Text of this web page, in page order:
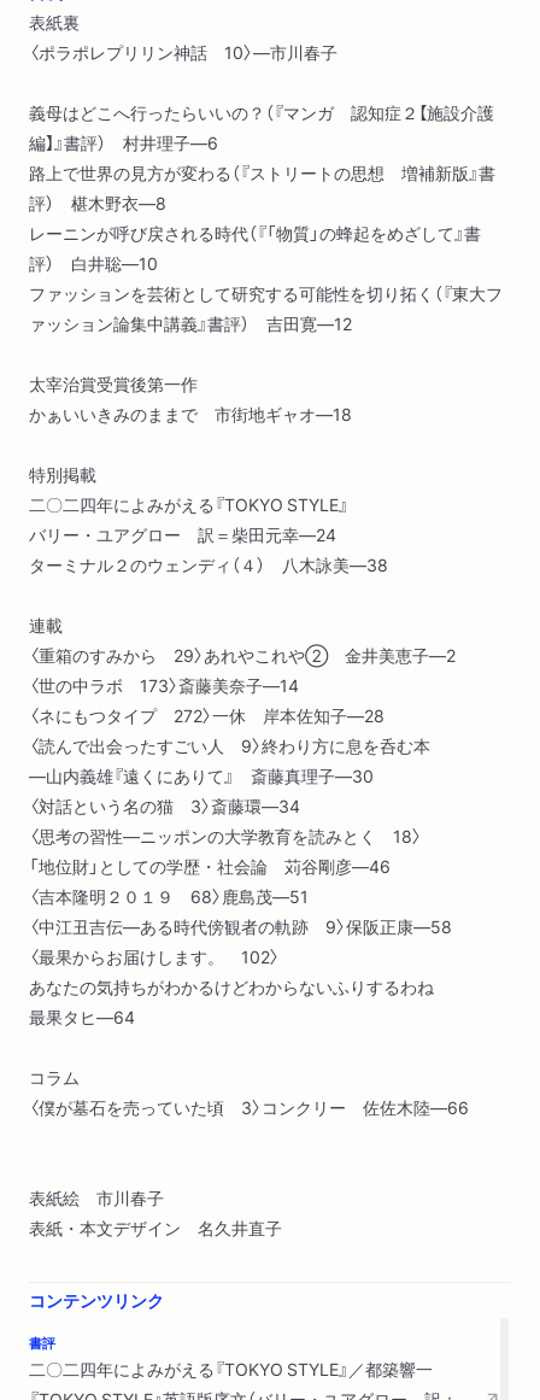
表紙裏
〈ポラポレプリリン神話 10〉―市川春子
義母はどこへ行ったらいいの？（『マンガ 認知症２【施設介護
編】』書評） 村井理子―6
路上で世界の見方が変わる（『ストリートの思想 増補新版』書
評） 椹木野衣―8
レーニンが呼び戻される時代（『「物質」の蜂起をめざして』書
評） 白井聡―10
ファッションを芸術として研究する可能性を切り拓く（『東大フ
ァッション論集中講義』書評） 吉田寛―12
太宰治賞受賞後第一作
かぁいいきみのままで 市街地ギャオ―18
特別掲載
二〇二四年によみがえる『TOKYO STYLE』
バリー・ユアグロー 訳＝柴田元幸―24
ターミナル２のウェンディ（４） 八木詠美―38
連載
〈重箱のすみから 29〉あれやこれや② 金井美恵子―2
〈世の中ラボ 173〉斎藤美奈子―14
〈ネにもつタイプ 272〉一休 岸本佐知子―28
〈読んで出会ったすごい人 9〉終わり方に息を呑む本
―山内義雄『遠くにありて』 斎藤真理子―30
〈対話という名の猫 3〉斎藤環―34
〈思考の習性―ニッポンの大学教育を読みとく 18〉
「地位財」としての学歴・社会論 苅谷剛彦―46
〈吉本隆明２０１９ 68〉鹿島茂―51
〈中江丑吉伝―ある時代傍観者の軌跡 9〉保阪正康―58
〈最果からお届けします。 102〉
あなたの気持ちがわかるけどわからないふりするわね
最果タヒ―64
コラム
〈僕が墓石を売っていた頃 3〉コンクリー 佐佐木陸―66
表紙絵 市川春子
表紙・本文デザイン 名久井直子
コンテンツリンク
書評
二〇二四年によみがえる『TOKYO STYLE』／都築響一